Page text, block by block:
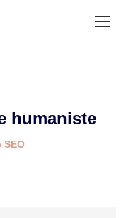
humaniste
SEO